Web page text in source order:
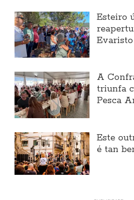
Esteiro
Evaristo
A
triunfa
Pesca
Este
é tan